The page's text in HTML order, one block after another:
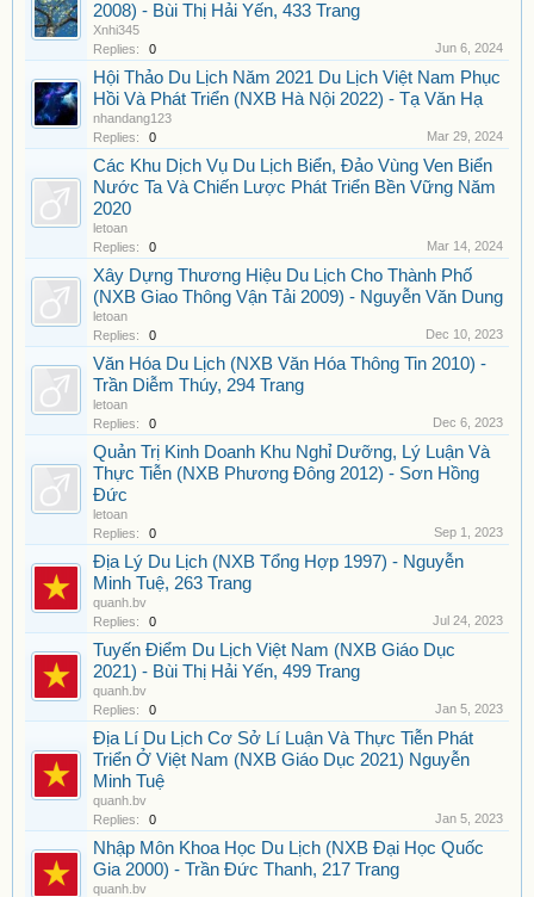
2008) - Bùi Thị Hải Yến, 433 Trang
Xnhi345
Replies:
0 Jun 6, 2024
Hội Thảo Du Lịch Năm 2021 Du Lịch Việt Nam Phục
Hồi Và Phát Triển (NXB Hà Nội 2022) - Tạ Văn Hạ
nhandang123
Replies:
0 Mar 29, 2024
Các Khu Dịch Vụ Du Lịch Biển, Đảo Vùng Ven Biển
Nước Ta Và Chiến Lược Phát Triển Bền Vững Năm
2020
letoan
Replies:
0 Mar 14, 2024
Xây Dựng Thương Hiệu Du Lịch Cho Thành Phố
(NXB Giao Thông Vận Tải 2009) - Nguyễn Văn Dung
letoan
Replies:
0 Dec 10, 2023
Văn Hóa Du Lịch (NXB Văn Hóa Thông Tin 2010) -
Trần Diễm Thúy, 294 Trang
letoan
Replies:
0 Dec 6, 2023
Quản Trị Kinh Doanh Khu Nghỉ Dưỡng, Lý Luận Và
Thực Tiễn (NXB Phương Đông 2012) - Sơn Hồng
Đức
letoan
Replies:
0 Sep 1, 2023
Địa Lý Du Lịch (NXB Tổng Hợp 1997) - Nguyễn
Minh Tuệ, 263 Trang
quanh.bv
Replies:
0 Jul 24, 2023
Tuyến Điểm Du Lịch Việt Nam (NXB Giáo Dục
2021) - Bùi Thị Hải Yến, 499 Trang
quanh.bv
Replies:
0 Jan 5, 2023
Địa Lí Du Lịch Cơ Sở Lí Luận Và Thực Tiễn Phát
Triển Ở Việt Nam (NXB Giáo Dục 2021) Nguyễn
Minh Tuệ
quanh.bv
Replies:
0 Jan 5, 2023
Nhập Môn Khoa Học Du Lịch (NXB Đại Học Quốc
Gia 2000) - Trần Đức Thanh, 217 Trang
quanh.bv